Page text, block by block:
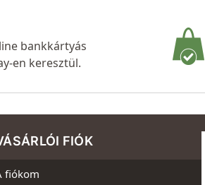
bankkártyás
en keresztül.
FIÓK
fiókom